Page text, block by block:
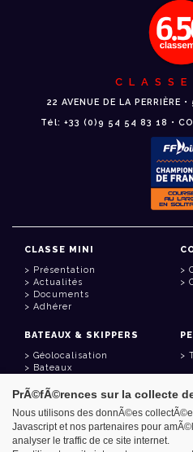
22 AVENUE DE LA PERRIÈRE
Tél: +33 (0)9 54 54 83 18 •
CLASSE MINI
Présentation
Actualités
Documents
Adhérer
BATEAUX & SKIPPERS
Géolocalisation
Bateaux
LIENS UTILES
Espace adhérent
Contact
PrÃ©fÃ©rences sur la collecte
Nous utilisons des donnÃ©es
Javascript et nos partenaires pour
analyser le traffic de ce site internet.